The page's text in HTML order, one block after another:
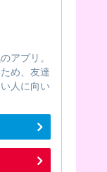
アプリ。
め、友達
人に向い